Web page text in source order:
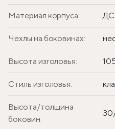
Материал корпуса:
Чехлы на боковинах:
Высота изголовья:
Стиль изголовья:
Высота/толщина
боковин: